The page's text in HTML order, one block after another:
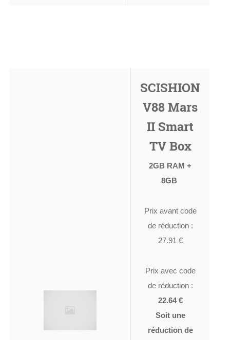
SCISHION
V88 Mars
II Smart
TV Box
2GB RAM +
8GB
Prix avant code
de réduction :
27.91 €
Prix avec code
de réduction :
22.64 €
Soit une
réduction de